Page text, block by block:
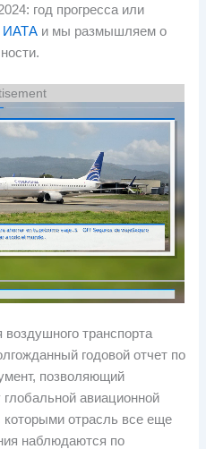
год прогресса или
ИАТА и мы размышляем о
транспорта
годовой отчет по
позволяющий
авиационной
отрасль все еще
наблюдаются по